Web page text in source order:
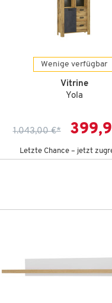
Wenige verfügbar
Vitrine
Yola
1.043,00 €*
Letzte Chance – jetzt